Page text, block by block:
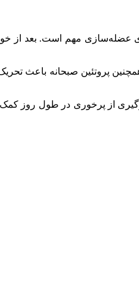
عضله‌سازی مهم است. بعد از
پروتئین صبحانه باعث
از پرخوری در طول روز کمک